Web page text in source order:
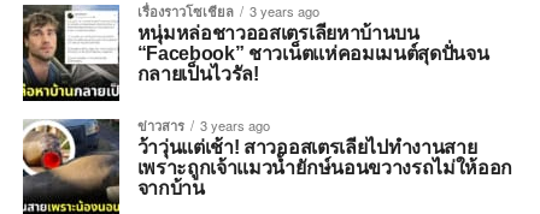
เรื่องราวโซเชียล 3 years ago
หนุ่มหล่อชาวออสเตรเลียหาบ้านบน
“Facebook” ชาวเน็ตแห่คอมเมนต์สุดปั่นจน
กลายเป็นไวรัล!
ข่าวสาร 3 years ago
ว้าวุ่นแต่เช้า! สาวออสเตรเลียไปทำงานสาย
เพราะถูกเจ้าแมวน้ำยักษ์นอนขวางรถไม่ให้ออก
จากบ้าน